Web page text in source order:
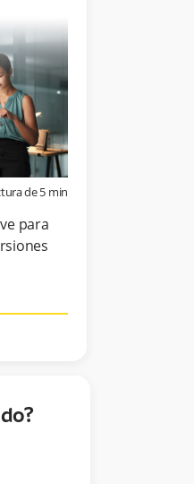
de5 min
para